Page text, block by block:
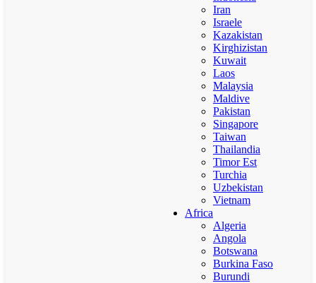
Iran
Israele
Kazakistan
Kirghizistan
Kuwait
Laos
Malaysia
Maldive
Pakistan
Singapore
Taiwan
Thailandia
Timor Est
Turchia
Uzbekistan
Vietnam
Africa
Algeria
Angola
Botswana
Burkina Faso
Burundi